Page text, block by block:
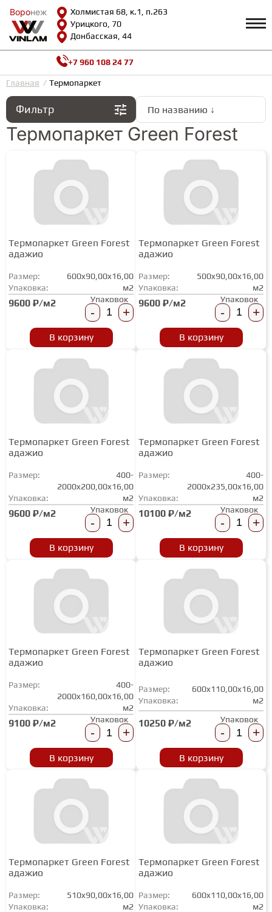
Воронеж
Холмистая 68, к.1, п.263
Урицкого, 70
Донбасская, 44
Воронеж
КАТАЛОГ Профиль
Доставка и оплата
Возврат и гарантии
Сотрудничество
Видеообзоры
Полезная информация
Как выбрать
Калькулятор
Контакты
ВИНИЛОВАЯ ПЛИТКА
ЛАМИНАТ
ИНЖЕНЕРНАЯ ДОСКА
ПАРКЕТНАЯ ДОСКА
ТЕРРАСНАЯ ДОСКА
КОВРОВАЯ ПЛИТКА
МОДУЛЬНЫЕ ПВХ
ПОДЛОЖКА
ПЛИНТУС
КЛЕЙ
НАЛИВНОЙ ПОЛ
ГРУНТОВКИ
ТЕПЛЫЙ ПОЛ
ТЕРМОПАРКЕТ
ЭКОМАССИВ
МАССИВНАЯ ДОСКА
ИСКУССТВЕННАЯ ТРАВА
ИНЖЕНЕРНЫЙ МОДУЛЬ
+7 960 108 24 77
Главная Термопаркет
Фильтр По названию ↓
Термопаркет Green Forest
Термопаркет Green Forest
адажио
Размер:
600x90,00x16,00
Упаковка:
м2
9600 ₽/м2 Упаковок
- +
В корзину
Термопаркет Green Forest
адажио
Размер:
500x90,00x16,00
Упаковка:
м2
9600 ₽/м2 Упаковок
- +
В корзину
Термопаркет Green Forest
адажио
Размер:
400-
2000x200,00x16,00
Упаковка:
м2
9600 ₽/м2 Упаковок
- +
В корзину
Термопаркет Green Forest
адажио
Размер:
400-
2000x235,00x16,00
Упаковка:
м2
10100 ₽/м2 Упаковок
- +
В корзину
Термопаркет Green Forest
адажио
Размер:
400-
2000x160,00x16,00
Упаковка:
м2
9100 ₽/м2 Упаковок
- +
В корзину
Термопаркет Green Forest
адажио
Размер:
600x110,00x16,00
Упаковка:
м2
10250 ₽/м2 Упаковок
- +
В корзину
Термопаркет Green Forest
адажио
Размер:
510x90,00x16,00
Упаковка:
м2
Термопаркет Green Forest
адажио
Размер:
600x110,00x16,00
Упаковка:
м2